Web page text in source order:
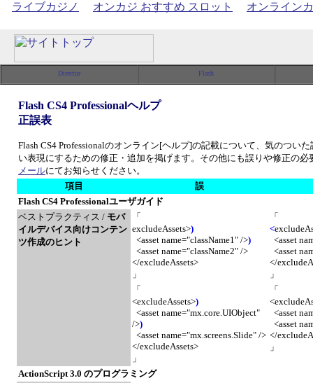
ライブカジノ オンカジ おすすめ スロット オンライン
Flash CS4 Professionalヘルプ
正誤表
Flash CS4 Professionalのオンライン[ヘルプ]の記載について、気のつい
い表現にするための修正・追加を掲げます。その他にも誤りや修正の
メールにてお知らせください。
項目
誤
Flash CS4 Professionalユーザガイド
ベストプラクティス / モバ
イルデバイス向けコンテン
ツ作成のヒント
「
excludeAssets>)
<asset name="className1" />)
<asset name="className2" />
</excludeAssets>
」
「
<
<asset
<asset
</
」
「
<excludeAssets>)
<asset name="mx.core.UIObject"
/>)
<asset name="mx.screens.Slide" />
</excludeAssets>
」
「
<asset
<asset
</
」
ActionScript 3.0 のプログラミング